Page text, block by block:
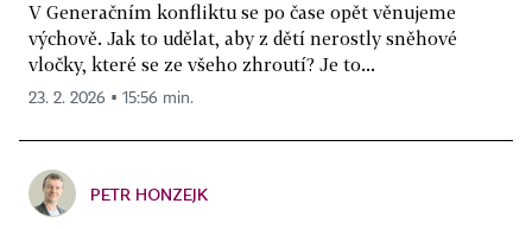
V Generačním konfliktu se po čase opět věnujeme
výchově. Jak to udělat, aby z dětí nerostly sněhové
vločky, které se ze všeho zhroutí? Je to...
23. 2. 2026 ▪ 15:56 min.
PETR HONZEJK